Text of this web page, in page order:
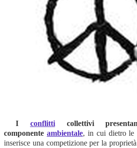
I conflitticollettivi
componente ambientale, in cui dietro le
inserisce una competizione per la